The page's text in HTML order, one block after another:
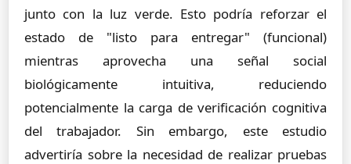
junto con la luz verde. Esto podría reforzar el
estado de "listo para entregar" (funcional)
mientras aprovecha una señal social
biológicamente intuitiva, reduciendo
potencialmente la carga de verificación cognitiva
del trabajador. Sin embargo, este estudio
advertiría sobre la necesidad de realizar pruebas